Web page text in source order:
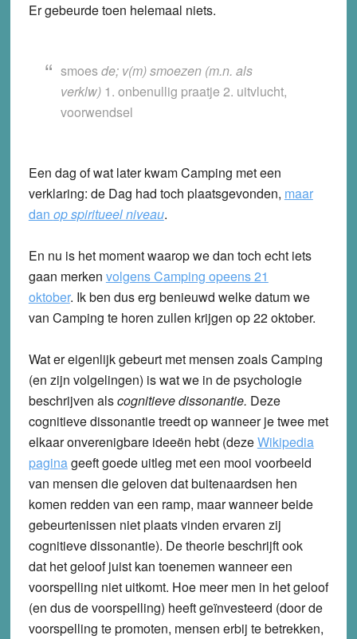
Er gebeurde toen helemaal niets.
smoesde; v(m) smoezen (m.n. als
verklw)1. onbenullig praatje 2. uitvlucht,
voorwendsel
Een dag of wat later kwam Camping met een
verklaring: de Dag had toch plaatsgevonden, maar
dan op spiritueel niveau.
En nu is het moment waarop we dan toch echt iets
gaan merken volgens Camping opeens 21
oktober. Ik ben dus erg benieuwd welke datum we
van Camping te horen zullen krijgen op 22 oktober.
Wat er eigenlijk gebeurt met mensen zoals Camping
(en zijn volgelingen) is wat we in de psychologie
beschrijven alscognitieve dissonantie. Deze
cognitieve dissonantie treedt op wanneer je twee met
elkaar onverenigbare ideeën hebt (dezeWikipedia
paginageeft goede uitleg met een mooi voorbeeld
van mensen die geloven dat buitenaardsen hen
komen redden van een ramp, maar wanneer beide
gebeurtenissen niet plaats vinden ervaren zij
cognitieve dissonantie). De theorie beschrijft ook
dat het geloof juist kan toenemen wanneer een
voorspelling niet uitkomt. Hoe meer men in het geloof
(en dus de voorspelling) heeft geïnvesteerd (door de
voorspelling te promoten, mensen erbij te betrekken,